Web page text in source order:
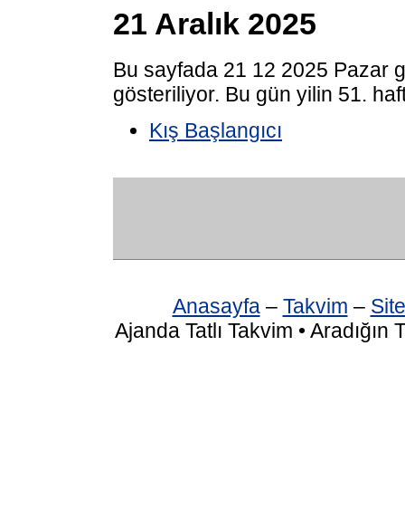
21 Aralık 2025
Bu sayfada 21 12 2025 Pazar
gösteriliyor. Bu gün yilin 51.
Kış Başlangıcı
Anasayfa– Takvim –
Ajanda Tatlı Takvim •